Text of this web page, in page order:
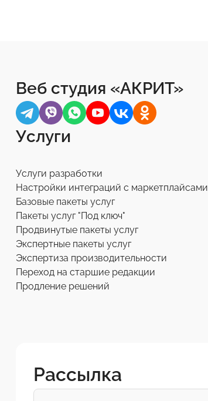
Веб студия «АКРИТ»
Услуги
Услуги разработки
Настройки интеграций с маркетплайсами
Базовые пакеты услуг
Пакеты услуг "Под ключ"
Продвинутые пакеты услуг
Экспертные пакеты услуг
Экспертиза производительности
Переход на старшие редакции
Продление решений
Рассылка